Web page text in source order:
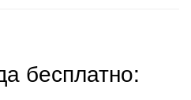
бесплатно: